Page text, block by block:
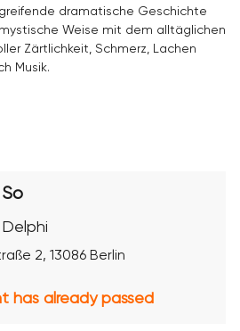
dramatische Geschichte
Weise mit dem alltäglichen
Zärtlichkeit, Schmerz, Lachen
Musik.
2, 13086 Berlin
has already passed